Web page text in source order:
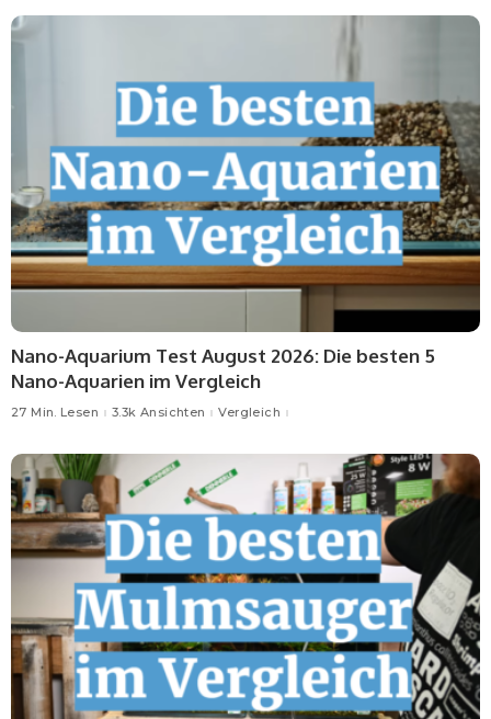
Nano-Aquarium Test August 2026: Die besten 5
Nano-Aquarien im Vergleich
27 Min. Lesen 3.3k Ansichten Vergleich